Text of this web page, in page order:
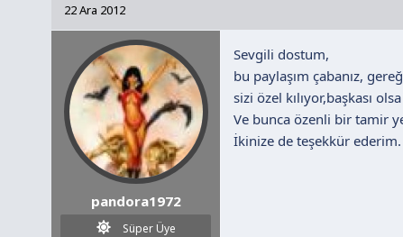
l
e
r
22 Ara 2012
pandora1972
Süper Üye
Sevgili dostum,
bu paylaşım çabanız,
sizi özel kılıyor,başkası
Ve bunca özenli bir tamir
İkinize de teşekkür ederim.